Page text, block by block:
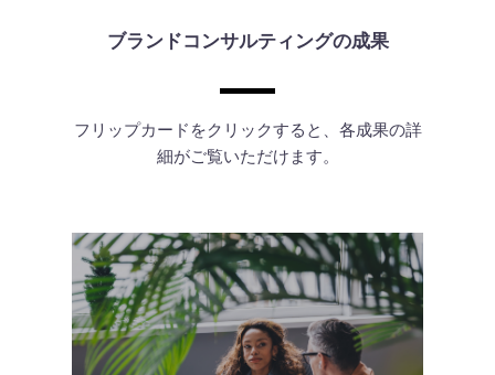
ブランドコンサルティングの成果
フリップカードをクリックすると、各成果の詳
細がご覧いただけます。